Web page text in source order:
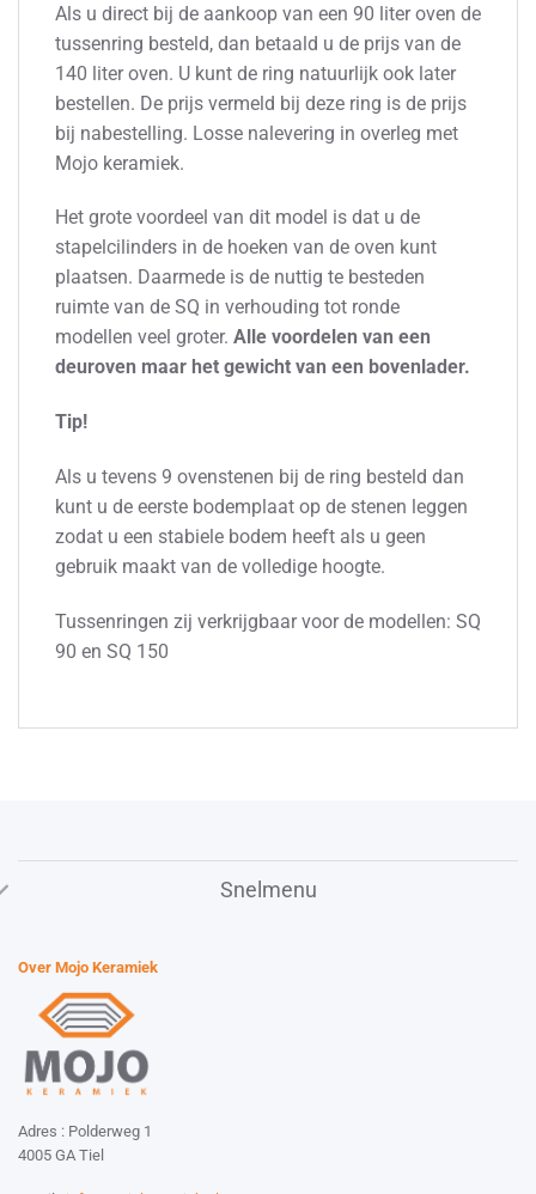
Als u direct bij de aankoop van een 90 liter oven de
tussenring besteld, dan betaald u de prijs van de
140 liter oven. U kunt de ring natuurlijk ook later
bestellen. De prijs vermeld bij deze ring is de prijs
bij nabestelling. Losse nalevering in overleg met
Mojo keramiek.
Het grote voordeel van dit model is dat u de
stapelcilinders in de hoeken van de oven kunt
plaatsen. Daarmede is de nuttig te besteden
ruimte van de SQ in verhouding tot ronde
modellen veel groter. Alle voordelen van een
deuroven maar het gewicht van een bovenlader.
Tip!
Als u tevens 9 ovenstenen bij de ring besteld dan
kunt u de eerste bodemplaat op de stenen leggen
zodat u een stabiele bodem heeft als u geen
gebruik maakt van de volledige hoogte.
Tussenringen zij verkrijgbaar voor de modellen: SQ
90 en SQ 150
Snelmenu
Over Mojo Keramiek
Adres : Polderweg 1
4005 GA Tiel